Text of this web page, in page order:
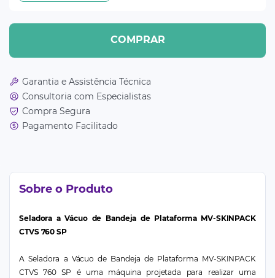
COMPRAR
Garantia e Assistência Técnica
Consultoria com Especialistas
Compra Segura
Pagamento Facilitado
Sobre o Produto
Seladora a Vácuo de Bandeja de Plataforma MV-SKINPACK
CTVS 760 SP
A Seladora a Vácuo de Bandeja de Plataforma MV-SKINPACK
CTVS 760 SP é uma máquina projetada para realizar uma